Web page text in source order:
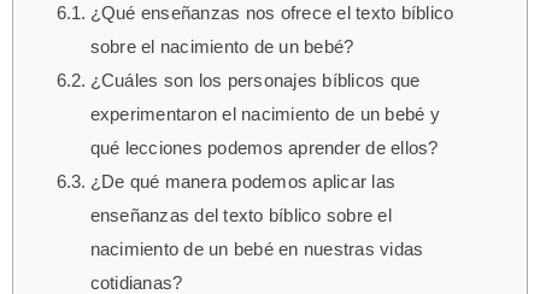
¿Qué enseñanzas nos ofrece el texto bíblico
sobre el nacimiento de un bebé?
¿Cuáles son los personajes bíblicos que
experimentaron el nacimiento de un bebé y
qué lecciones podemos aprender de ellos?
¿De qué manera podemos aplicar las
enseñanzas del texto bíblico sobre el
nacimiento de un bebé en nuestras vidas
cotidianas?